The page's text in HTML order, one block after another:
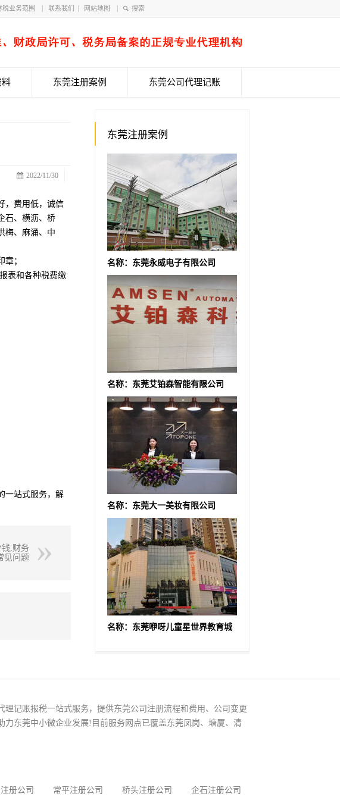
税业务范围 联系我们 网站地图
料 东莞注册案例 东莞公司代理记账
2022/11/30
，费用低，诚信
石、横沥、桥
梅、麻涌、中
；
表和各种税费缴
一站式服务，解
,财务
见问题
东莞注册案例
名称：东莞永威电子有限公司
名称：东莞艾铂森智能有限公司
名称：东莞大一美妆有限公司
名称：东莞咿呀儿童星世界教育城
记账报税一站式服务，提供东莞公司注册流程和费用、公司变更
东莞中小微企业发展!目前服务网点已覆盖东莞凤岗、塘厦、清
册公司 常平注册公司 桥头注册公司 企石注册公司